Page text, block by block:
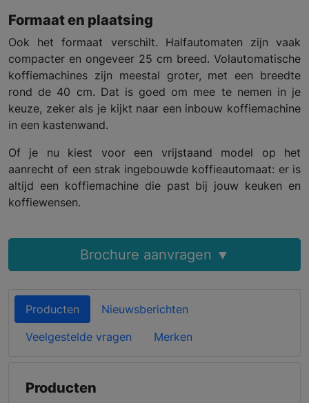
Formaat en plaatsing
Ook het formaat verschilt. Halfautomaten zijn vaak
compacter en ongeveer 25 cm breed. Volautomatische
koffiemachines zijn meestal groter, met een breedte
rond de 40 cm. Dat is goed om mee te nemen in je
keuze, zeker als je kijkt naar een inbouw koffiemachine
in een kastenwand.
Of je nu kiest voor een vrijstaand model op het
aanrecht of een strak ingebouwde koffieautomaat: er is
altijd een koffiemachine die past bij jouw keuken en
koffiewensen.
Brochure aanvragen ▼
Producten
Nieuwsberichten
Veelgestelde vragen
Merken
Producten